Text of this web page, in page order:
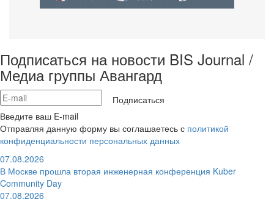
Подписаться на новости BIS Journal /
Медиа группы Авангард
Подписаться
Введите ваш E-mail
Отправляя данную форму вы соглашаетесь с политикой
конфиденциальности персональных данных
07.08.2026
В Москве прошла вторая инженерная конференция Kuber
Community Day
07.08.2026